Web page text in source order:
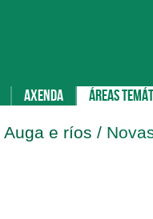
Axenda Áreas
e ríos /